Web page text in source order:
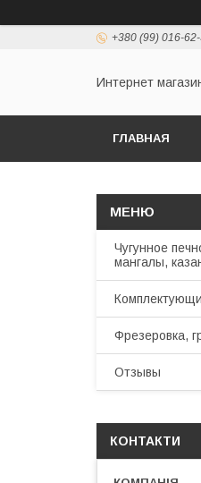
+380 (99) 016-
Интернет
ГЛАВНАЯ
Чугунное
мангалы,
Фрезеровка,
Отзывы
КОНТАКТИ